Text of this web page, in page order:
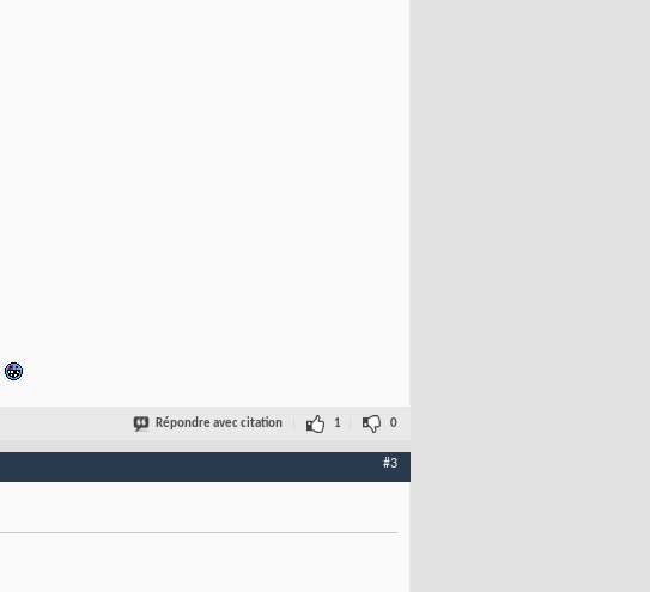
Répondre avec citation 1 0
#3